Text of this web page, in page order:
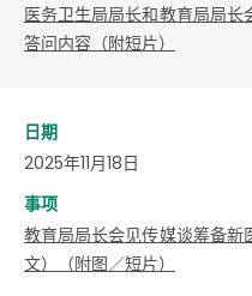
医务卫生局局长和教育局局
答问内容（附短片）
日期
2025年11月18日
事项
教育局局长会见传媒谈筹备
文）（附图／短片）